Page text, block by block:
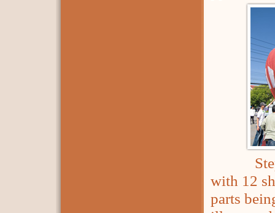
Steps
with 12
parts